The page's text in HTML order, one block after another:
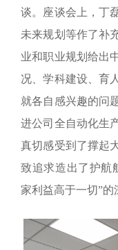
谈。座谈会上，丁
未来规划等作了补
业和职业规划给出
况、学科建设、育
就各自感兴趣的问
进公司全自动化生
真切感受到了撑起
致追求造出了护航
家利益高于一切”的